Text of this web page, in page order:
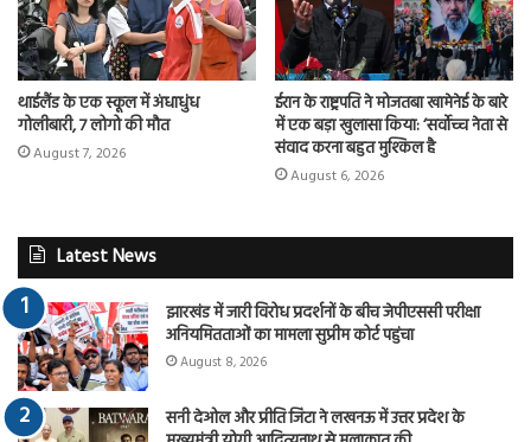
थाईलैंड के एक स्कूल में अंधाधुंध
गोलीबारी, 7 लोगो की मौत
August 7, 2026
ईरान के राष्ट्रपति ने मोजतबा खामेनेई के बारे
में एक बड़ा खुलासा किया: ‘सर्वोच्च नेता से
संवाद करना बहुत मुश्किल है
August 6, 2026
Latest News
झारखंड में जारी विरोध प्रदर्शनों के बीच जेपीएससी परीक्षा
अनियमितताओं का मामला सुप्रीम कोर्ट पहुंचा
August 8, 2026
सनी देओल और प्रीति जिंटा ने लखनऊ में उत्तर प्रदेश के